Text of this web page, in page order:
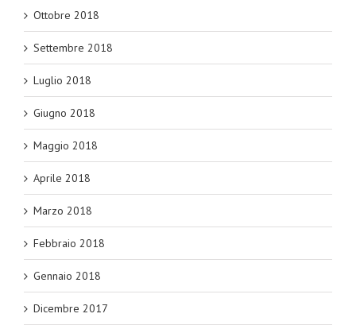
Ottobre 2018
Settembre 2018
Luglio 2018
Giugno 2018
Maggio 2018
Aprile 2018
Marzo 2018
Febbraio 2018
Gennaio 2018
Dicembre 2017